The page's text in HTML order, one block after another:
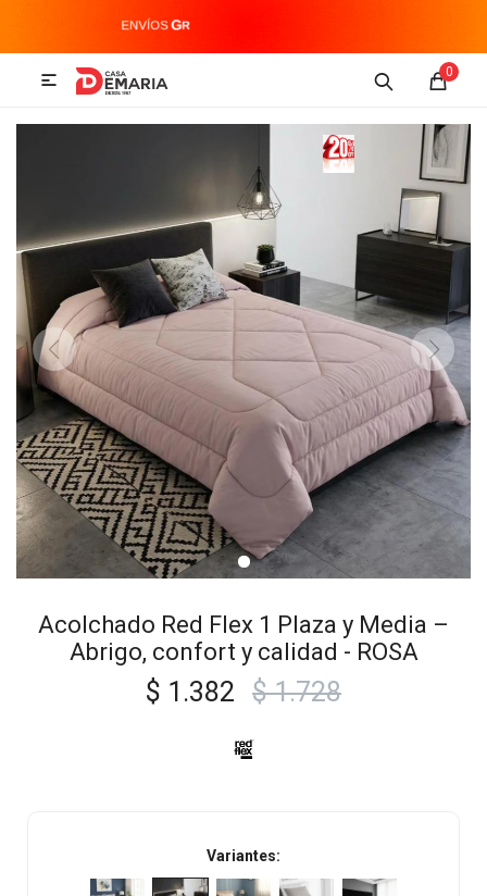
0

Acolchado Red Flex 1 Plaza y Media –
Abrigo, confort y calidad - ROSA
$ 1.382 $ 1.728
Variantes:
Imagen y Sonido Hogar
Audio
Accesorios